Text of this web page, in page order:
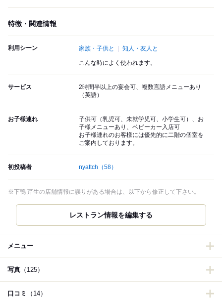
特徴・関連情報
利用シーン 家族・子供と 知人・友人と
こんな時によく使われます。
サービス
2時間半以上の宴会可、複数言語メニューあり
（英語）
お子様連れ
子供可（乳児可、未就学児可、小学生可）、お
子様メニューあり、ベビーカー入店可
お子様連れのお客様には優先的に二階の個室を
ご案内しております。
初投稿者 nyattch （58）
※下鴨 芹生の店舗情報に誤りがある場合は、以下から修正して下さい。
レストラン情報を編集する
メニュー
写真 （125）
口コミ （14）